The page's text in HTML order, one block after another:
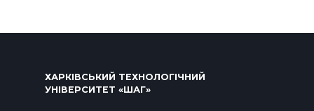
ХАРКІВСЬКИЙ ТЕХНОЛОГІЧНИЙ
УНІВЕРСИТЕТ «ШАГ»